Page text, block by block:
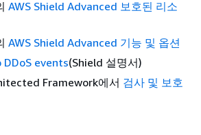
AWS Shield Advanced 보호된 리소
AWS Shield Advanced 기능 및 옵션
events(Shield 설명서)
Framework에서 검사 및 보호